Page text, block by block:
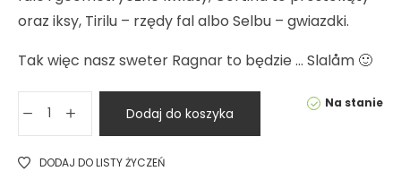
oraz iksy, Tirilu – rzędy fal albo Selbu – gwiazdki.
Tak więc nasz sweter Ragnar to będzie … Slalåm 🙂
Na stanie
Dodaj do koszyka
DODAJ DO LISTY ŻYCZEŃ